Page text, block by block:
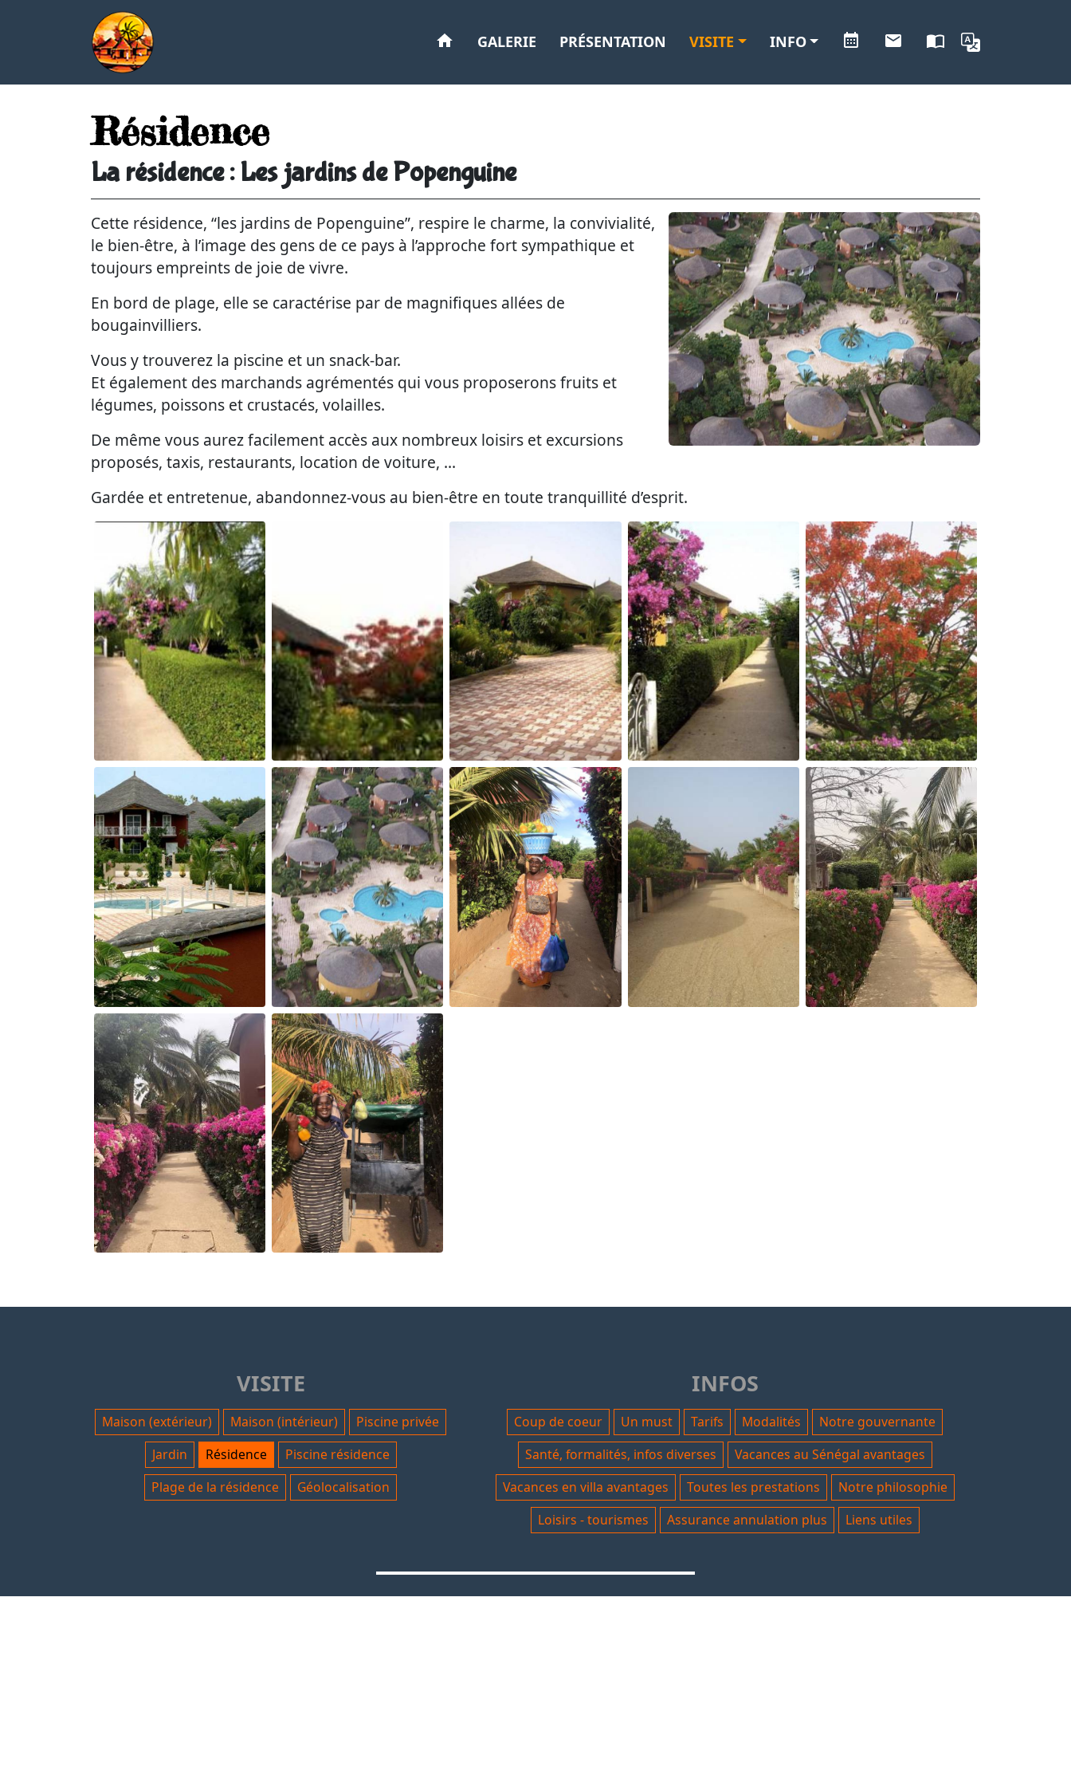
GALERIE PRÉSENTATION VISITE INFO
Résidence
La résidence : Les jardins de Popenguine
Cette résidence, “les jardins de Popenguine”, respire le charme, la convivialité,
le bien-être, à l’image des gens de ce pays à l’approche fort sympathique et
toujours empreints de joie de vivre.
En bord de plage, elle se caractérise par de magnifiques allées de
bougainvilliers.
Vous y trouverez la piscine et un snack-bar.
Et également des marchands agrémentés qui vous proposerons fruits et
légumes, poissons et crustacés, volailles.
De même vous aurez facilement accès aux nombreux loisirs et excursions
proposés, taxis, restaurants, location de voiture, ...
Gardée et entretenue, abandonnez-vous au bien-être en toute tranquillité d’esprit.
VISITE
Maison (extérieur) Maison (intérieur)
Piscine privée
Jardin
Résidence
Piscine résidence
Plage de la résidence
Géolocalisation
INFOS
Coup de coeur Un must Tarifs Modalités
Notre gouvernante
Santé, formalités, infos diverses
Vacances au Sénégal avantages
Vacances en villa avantages
Toutes les prestations
Notre philosophie
Loisirs - tourismes
Assurance annulation plus Liens utiles